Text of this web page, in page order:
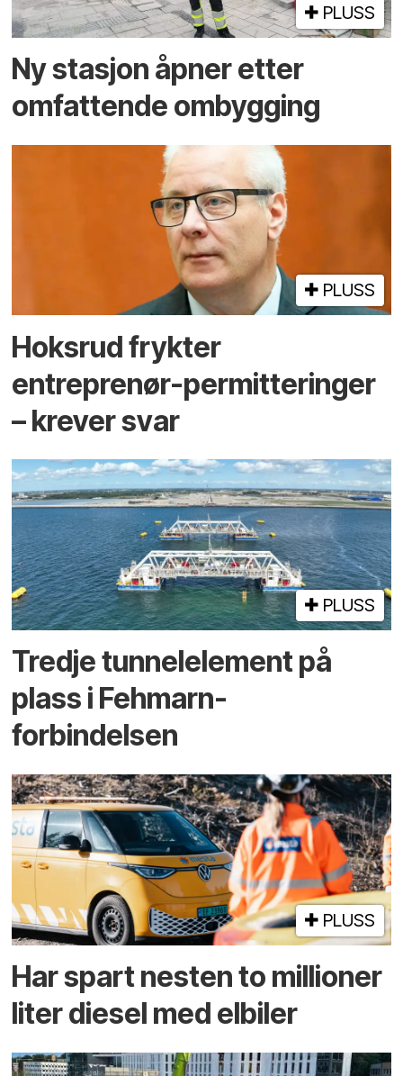
PLUSS
Ny stasjon åpner etter
omfattende ombygging
PLUSS
Hoksrud frykter
entreprenør-permitteringer
– krever svar
PLUSS
Tredje tunnel­element på
plass i Fehmarn-
forbindelsen
PLUSS
Har spart nesten to millioner
liter diesel med elbiler